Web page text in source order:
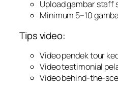
Upload gambar staff
Minimum 5–10
Tips video:
Video pendek tour
Video testimonial
Video behind-the-